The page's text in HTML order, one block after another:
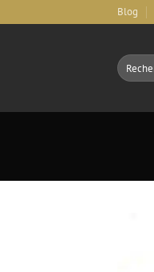
au
Blog
Recherche
pour :